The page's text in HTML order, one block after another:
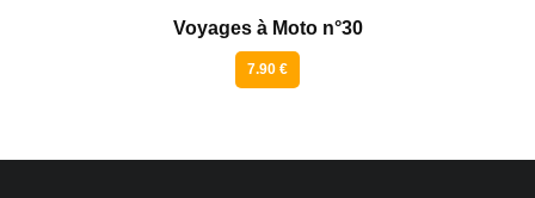
Voyages à Moto n°30
7.90 €